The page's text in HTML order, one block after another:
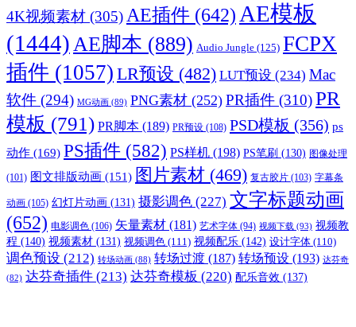
4K视频素材 (305)AE插件 (642) AE模板
(1444)AE脚本 (889) Audio Jungle (125) FCPX
插件 (1057) LR预设 (482) LUT预设 (234) Mac
软件 (294) MG动画 (89) PNG素材 (252) PR插件 (310)PR
模板 (791) PR脚本 (189) PR预设 (108) PSD模板 (356) ps
动作 (169) PS插件 (582) PS样机 (198) PS笔刷 (130) 图像处理
(101) 图文排版动画 (151) 图片素材 (469) 复古胶片 (103) 字幕条
动画 (105) 幻灯片动画 (131) 摄影调色 (227) 文字标题动画
(652) 电影调色 (106) 矢量素材 (181) 艺术字体 (94) 视频下载 (93) 视频教
程 (140) 视频素材 (131) 视频调色 (111) 视频配乐 (142) 设计字体 (110)
调色预设 (212) 转场动画 (88) 转场过渡 (187) 转场预设 (193) 达芬奇
(82) 达芬奇插件 (213) 达芬奇模板 (220) 配乐音效 (137)